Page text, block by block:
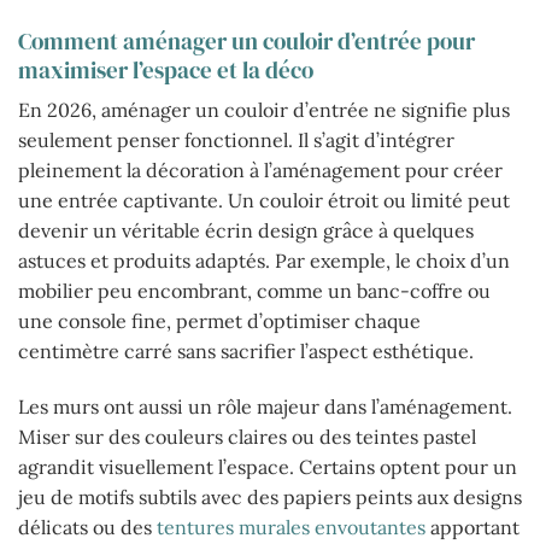
Comment aménager un couloir d’entrée pour
maximiser l’espace et la déco
En 2026, aménager un couloir d’entrée ne signifie plus
seulement penser fonctionnel. Il s’agit d’intégrer
pleinement la décoration à l’aménagement pour créer
une entrée captivante. Un couloir étroit ou limité peut
devenir un véritable écrin design grâce à quelques
astuces et produits adaptés. Par exemple, le choix d’un
mobilier peu encombrant, comme un banc-coffre ou
une console fine, permet d’optimiser chaque
centimètre carré sans sacrifier l’aspect esthétique.
Les murs ont aussi un rôle majeur dans l’aménagement.
Miser sur des couleurs claires ou des teintes pastel
agrandit visuellement l’espace. Certains optent pour un
jeu de motifs subtils avec des papiers peints aux designs
délicats ou des tentures murales envoutantes apportant